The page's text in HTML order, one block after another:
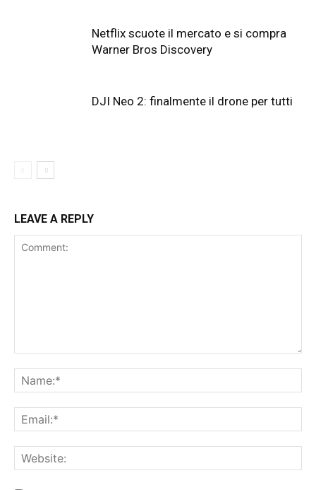
Netflix scuote il mercato e si compra
Warner Bros Discovery
DJI Neo 2: finalmente il drone per tutti
LEAVE A REPLY